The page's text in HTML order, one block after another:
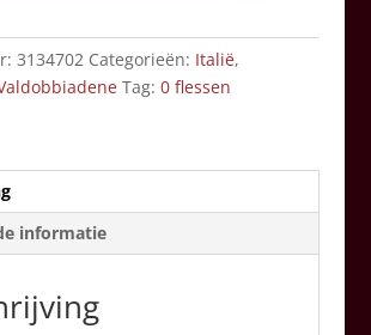
3134702 Categorieën: Italië,
Tag: 0 flessen
informatie